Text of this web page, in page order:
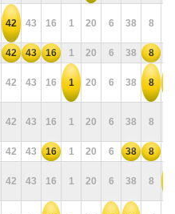
42 43 16 1 20 6 38 8
42 43 16 1 20 6 38 8
42 43 16 1 20 6 38 8
42 43 16 1 20 6 38 8
42 43 16 1 20 6 38 8
42 43 16 1 20 6 38 8